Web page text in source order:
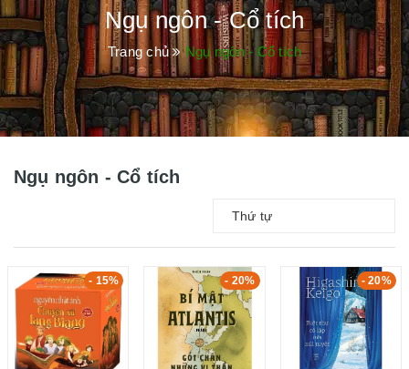
Ngụ ngôn - Cổ tích
Trang chủ Ngụ ngôn - Cổ tích
Ngụ ngôn - Cổ tích
Thứ tự
- 15% - 20% - 20%